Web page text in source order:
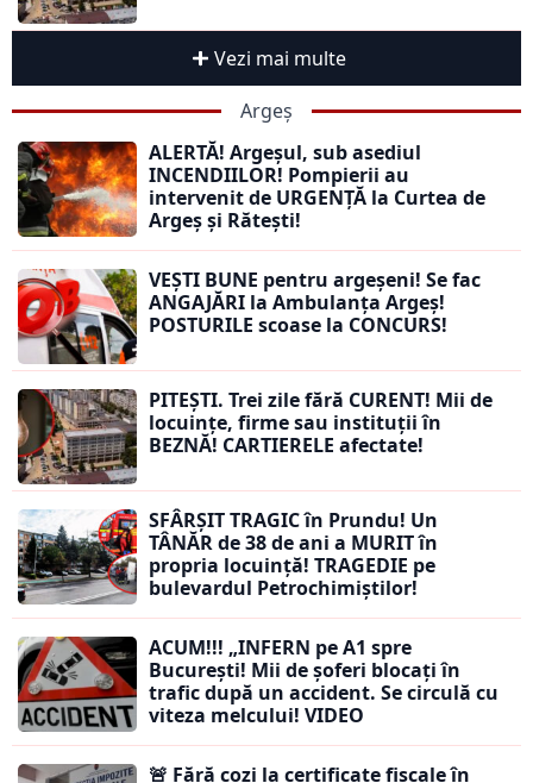
Vezi mai multe
Argeș
ALERTĂ! Argeșul, sub asediul
INCENDIILOR! Pompierii au
intervenit de URGENȚĂ la Curtea de
Argeș și Rătești!
VEȘTI BUNE pentru argeșeni! Se fac
ANGAJĂRI la Ambulanța Argeș!
POSTURILE scoase la CONCURS!
PITEȘTI. Trei zile fără CURENT! Mii de
locuințe, firme sau instituții în
BEZNĂ! CARTIERELE afectate!
SFÂRȘIT TRAGIC în Prundu! Un
TÂNĂR de 38 de ani a MURIT în
propria locuință! TRAGEDIE pe
bulevardul Petrochimiștilor!
ACUM!!! „INFERN pe A1 spre
București! Mii de șoferi blocați în
trafic după un accident. Se circulă cu
viteza melcului! VIDEO
🚨 Fără cozi la certificate fiscale în